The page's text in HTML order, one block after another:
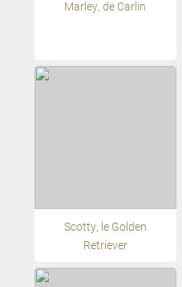
Marley, de Carlin
Scotty, le Golden
Retriever